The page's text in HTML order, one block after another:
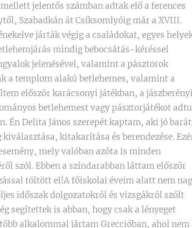
jelentős számban adtak elő a ferences
Szabadkán át Csíksomlyóig már a XVIII.
járták végig a családokat, egyes
mindig bebocsátás-kéréssel
jelenésével, valamint a pásztorok
a templom alakú betlehemes, valamint a
először karácsonyi játékban, a jászberényi
betlehemest vagy pásztorjátékot
Én Delita János szerepét kaptam, aki jó
kitakarítása és berendezése.
mely valóban azóta is minden
szól. Ebben a színdarabban láttam először
töltött el!A főiskolai éveim alatt nem
időszak dolgozatokról és vizsgákról szólt
segítettek is abban, hogy csak a lényeget
alkalommal jártam Greccióban, ahol nem